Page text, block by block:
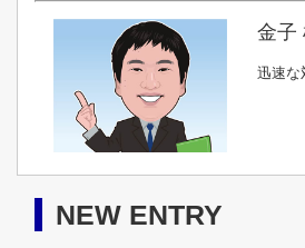
金子
迅速な
NEW ENTRY